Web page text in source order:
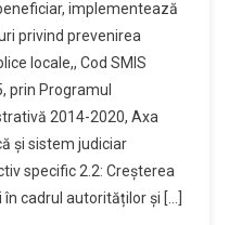
implementează
privind prevenirea
locale,, Cod SMIS
prin Programul
2014-2020, Axa
și sistem judiciar
specific 2.2: Creșterea
cadrul autorităților și […]